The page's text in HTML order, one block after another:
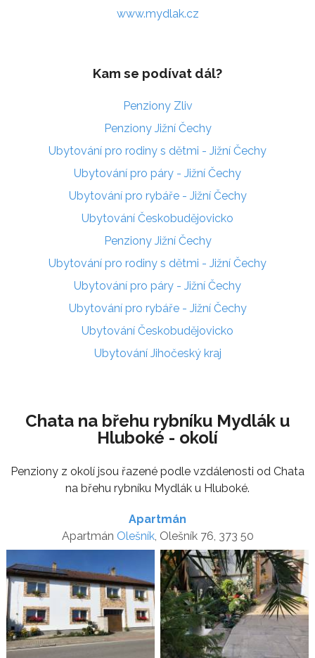
www.mydlak.cz
Kam se podívat dál?
Penziony Zliv
Penziony Jižní Čechy
Ubytování pro rodiny s dětmi - Jižní Čechy
Ubytování pro páry - Jižní Čechy
Ubytování pro rybáře - Jižní Čechy
Ubytování Českobudějovicko
Penziony Jižní Čechy
Ubytování pro rodiny s dětmi - Jižní Čechy
Ubytování pro páry - Jižní Čechy
Ubytování pro rybáře - Jižní Čechy
Ubytování Českobudějovicko
Ubytování Jihočeský kraj
Chata na břehu rybníku Mydlák u
Hluboké - okolí
Penziony z okolí jsou řazené podle vzdálenosti od Chata
na břehu rybníku Mydlák u Hluboké.
Apartmán
Apartmán Olešník, Olešník 76, 373 50